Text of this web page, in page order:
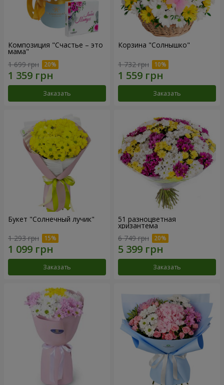
Композиция "Счастье – это
мама"
1 699 грн
Заказать
Корзина "Солнышко"
1 732 грн
Заказать
Букет "Солнечный лучик"
1 293 грн
Заказать
51 разноцветная
хризантема
6 749 грн
Заказать